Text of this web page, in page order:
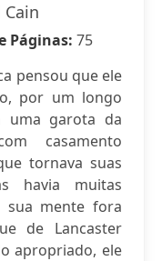
Cain
Páginas: 75
pensou que ele
por um longo
uma garota da
casamento
tornava suas
havia muitas
sua mente fora
de Lancaster
apropriado, ele